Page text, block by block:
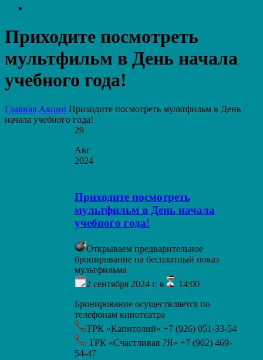
Приходите посмотреть
мультфильм в День начала
учебного года!
Главная Акции Приходите посмотреть мультфильм в День
начала учебного года!
29
Авг
2024
Приходите посмотреть
мультфильм в День начала
учебного года!
Открываем предварительное
бронирование на бесплатный показ
мультфильма
2 сентября 2024 г. в
14:00
Бронирование осуществляется по
телефонам кинотеатра
ТРК «Капитолий» +7 (926) 051-33-54
ТРК «Счастливая 7Я» +7 (902) 469-
54-47